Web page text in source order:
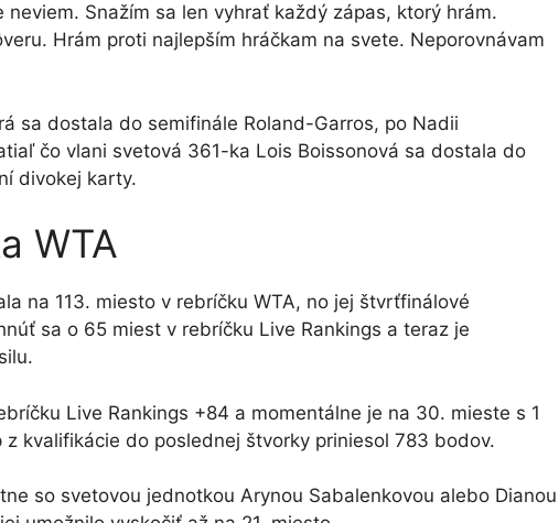
neviem. Snažím sa len vyhrať každý zápas, ktorý hrám.
Hrám proti najlepším hráčkam na svete. Neporovnávam
sa dostala do semifinále Roland-Garros, po Nadii
čo vlani svetová 361-ka Lois Boissonová sa dostala do
divokej karty.
WTA
na 113. miesto v rebríčku WTA, no jej štvrťfinálové
sa o 65 miest v rebríčku Live Rankings a teraz je
Live Rankings +84 a momentálne je na 30. mieste s 1
kvalifikácie do poslednej štvorky priniesol 783 bodov.
so svetovou jednotkou Arynou Sabalenkovou alebo Dianou